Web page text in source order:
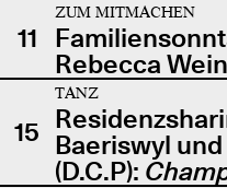
11
ZUM MITMACHEN
Rebecca
15
TANZ
Baeriswyl
(D.C.P):